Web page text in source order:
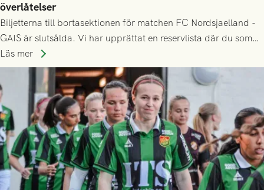
överlåtelser
Biljetterna till bortasektionen för matchen FC Nordsjaelland -
GAIS är slutsålda. Vi har upprättat en reservlista där du som
ännu inte har någon biljett kan anmäla ditt intresse. Du kan
inte själv överlåta din biljett till någon annan.
Läs mer